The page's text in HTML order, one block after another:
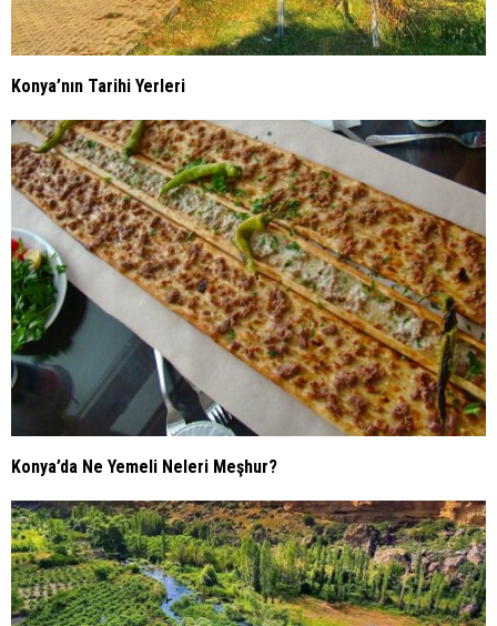
Konya’nın Tarihi Yerleri
Konya’da Ne Yemeli Neleri Meşhur?